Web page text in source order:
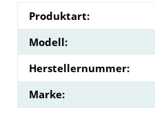
Produktart:
Modell:
Herstellernummer:
Marke: